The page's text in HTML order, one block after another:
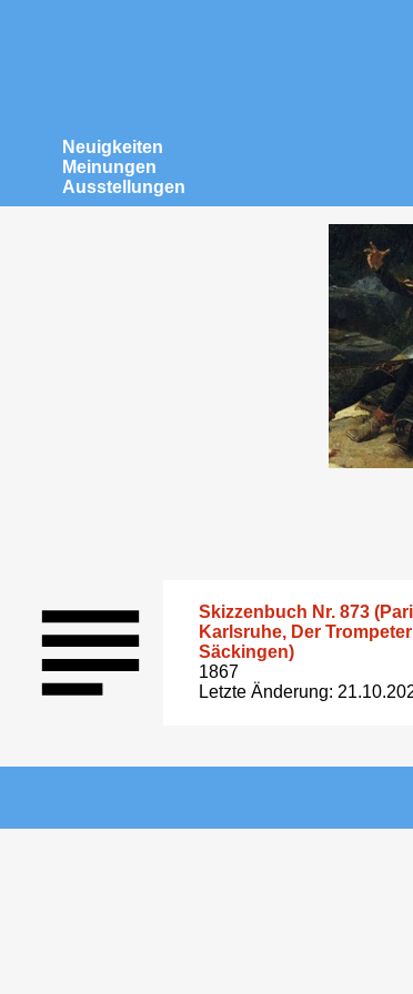
Neuigkeiten
Meinungen
Ausstellungen
Skizzenbuch Nr. 873
Karlsruhe, Der
Säckingen)
1867
Letzte Änderung: